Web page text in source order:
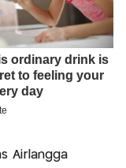
Airlangga